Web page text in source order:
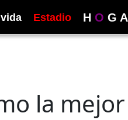
Estadio H O G A
la mejor